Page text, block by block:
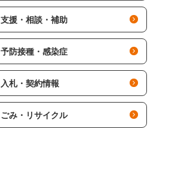
支援・相談・補助
予防接種・感染症
入札・契約情報
ごみ・リサイクル